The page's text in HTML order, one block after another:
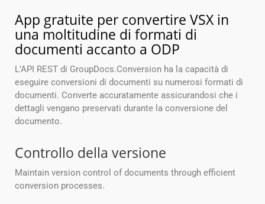
App gratuite per convertire VSX in
una moltitudine di formati di
documenti accanto a ODP
L’API REST di GroupDocs.Conversion ha la capacità di
eseguire conversioni di documenti su numerosi formati di
documenti. Converte accuratamente assicurandosi che i
dettagli vengano preservati durante la conversione del
documento.
Controllo della versione
Maintain version control of documents through efficient
conversion processes.